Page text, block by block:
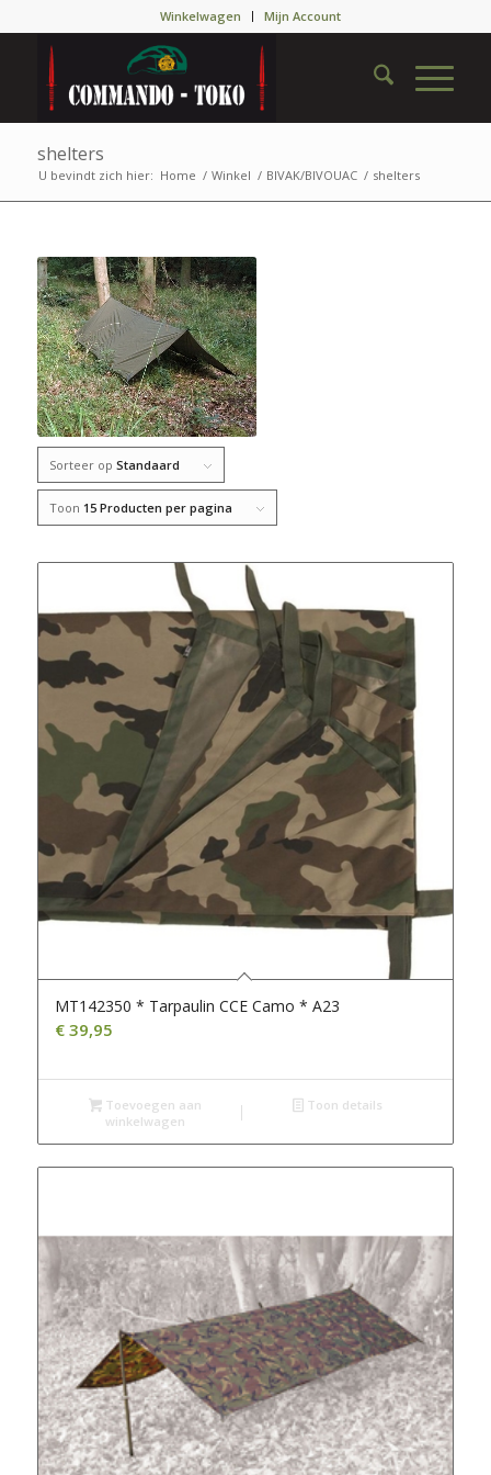
Winkelwagen Mijn Account
shelters
U bevindt zich hier: Home / Winkel / BIVAK/BIVOUAC / shelters
Sorteer op Standaard
Toon 15 Producten per pagina
MT142350 * Tarpaulin CCE Camo * A23
€39,95
Toevoegen aan
winkelwagen
Toon details